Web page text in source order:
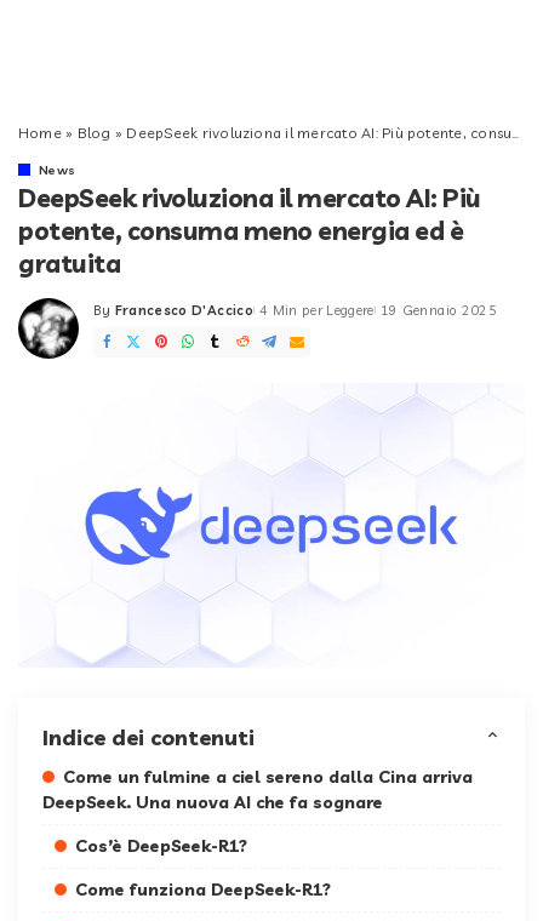
Home» Blog » DeepSeek rivoluziona il mercato AI: Più potente, consuma meno energia ed è gratuita
News
DeepSeek rivoluziona il mercato AI: Più
potente, consuma meno energia ed è
gratuita
Posted
by
By Francesco D'Accico 4 Min per Leggere 19 Gennaio 2025
Indice dei contenuti
Come un fulmine a ciel sereno dalla Cina arriva
DeepSeek. Una nuova AI che fa sognare
Cos’è DeepSeek-R1?
Come funziona DeepSeek-R1?